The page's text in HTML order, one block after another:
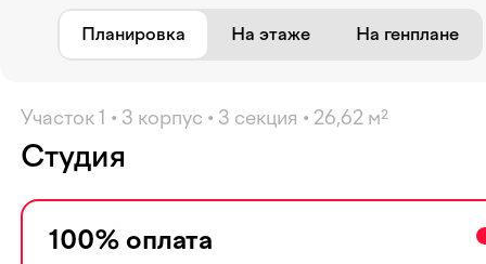
Планировка На этаже На генплане
Участок 1 • 3 корпус • 3 секция • 26,62 м²
Студия
100% оплата